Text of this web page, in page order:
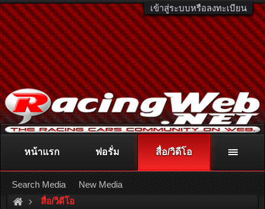
เข้าสู่ระบบหรือลงทะเบียน
ติดต่อลงโฆษณา racingweb@gmail.comหรือโทร. 081-811-1138
หรืออ่านรายละเอียดเพิ่มเติม คลิกที่นี่
สื่อ/วิดีโอ
หน้าแรก ฟอรั่ม สื่อ/วิดีโอ
Search Media New Media